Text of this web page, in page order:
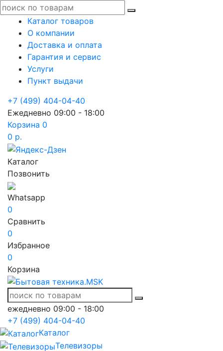
Каталог товаров
О компании
Доставка и оплата
Гарантия и сервис
Услуги
Пункт выдачи
+7 (499) 404-04-40
Ежедневно 09:00 - 18:00
Корзина 0
0 р.
Каталог
Позвонить
Whatsapp
0
Сравнить
0
Избранное
0
Корзина
ежедневно 09:00 - 18:00
+7 (499) 404-04-40
Каталог
Телевизоры